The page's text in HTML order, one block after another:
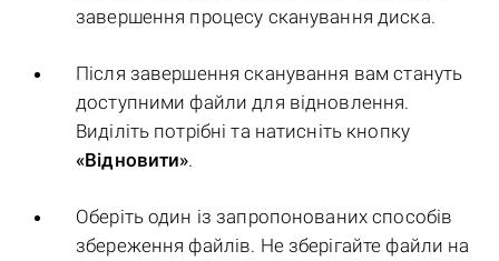
завершення процесу сканування диска.
Після завершення сканування вам стануть
доступними файли для відновлення.
Виділіть потрібні та натисніть кнопку
«Відновити».
Оберіть один із запропонованих способів
збереження файлів. Не зберігайте файли на